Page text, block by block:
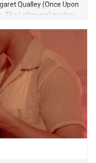
Qualley (Once Upon
The Leftovers) motion
EYES ONLY” video
9 fra 2017 (som
Cashmere Cat viet
stjernene innen
med sin mangeårige
benny blanco, med
deres nåværende
Kanye West, Kid Cudi,
Nas, Francis & The
Høiberg aka
med EPene Mirror